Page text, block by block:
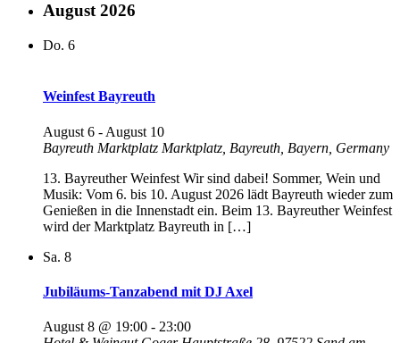
August 2026
Do. 6
Weinfest Bayreuth
August 6 - August 10
Bayreuth Marktplatz Marktplatz, Bayreuth, Bayern, Germany
13. Bayreuther Weinfest Wir sind dabei! Sommer, Wein und
Musik: Vom 6. bis 10. August 2026 lädt Bayreuth wieder zum
Genießen in die Innenstadt ein. Beim 13. Bayreuther Weinfest
wird der Marktplatz Bayreuth in […]
Sa. 8
Jubiläums-Tanzabend mit DJ Axel
August 8 @ 19:00 - 23:00